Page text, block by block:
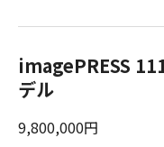
imagePRESS
デル
9,800,000円